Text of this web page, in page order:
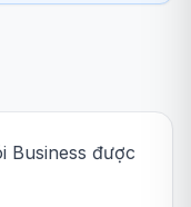
Business được